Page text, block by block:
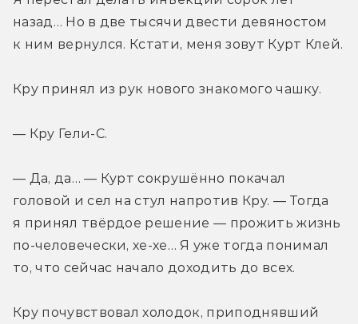
назад… Но в две тысячи двести девяностом
к ним вернулся. Кстати, меня зовут Курт Клей.
Кру принял из рук нового знакомого чашку.
— Кру Гели-С.
— Да, да… — Курт сокрушённо покачал
головой и сел на стул напротив Кру. — Тогда
я принял твёрдое решение — прожить жизнь
по-человечески, хе-хе… Я уже тогда понимал
то, что сейчас начало доходить до всех.
Кру почувствовал холодок, приподнявший